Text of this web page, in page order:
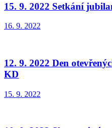
15. 9. 2022 Setkání
16. 9. 2022
12. 9. 2022 Den
KD
15. 9. 2022